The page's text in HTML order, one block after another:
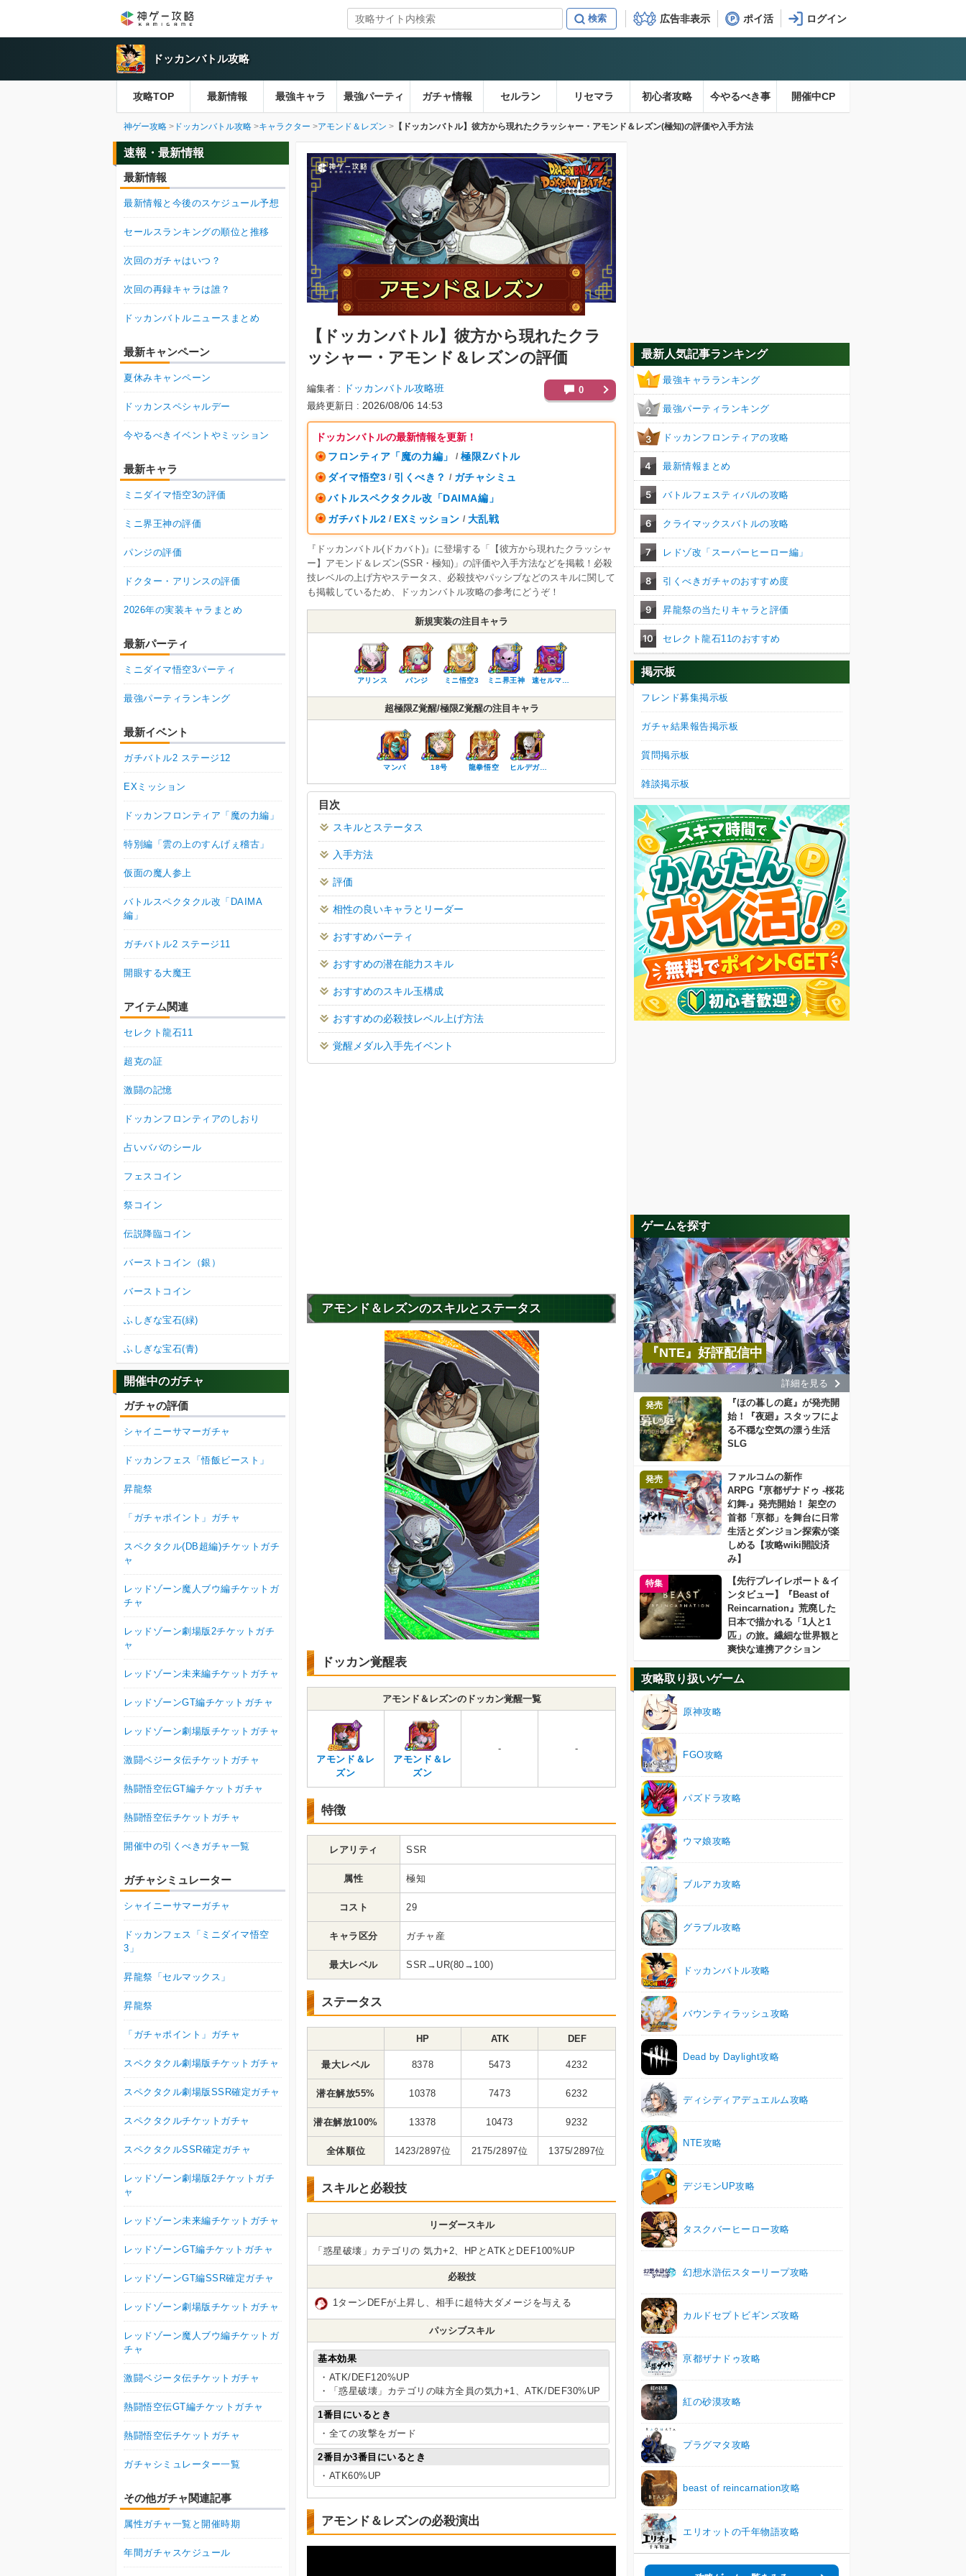
広告非表示 ポイ活
ドッカンバトル攻略
攻略TOP 最新情報 最強キャラ 最強パーティ ガチャ情報 セルラン リセマラ 初心者攻略 今やるべき事 開催中CP
神ゲー攻略 ドッカンバトル攻略 キャラクター アモンド＆レズン 【ドッカンバトル】彼方から現れたクラッシャー・アモンド＆レズン(極知)の評価や入手方法
【ドッカンバトル】 彼方から現れたクラ
ッシャー・アモンド＆レズンの評価
編集者 ドッカンバトル攻略班
最終更新日 2026/08/06 14:53
0
ドッカンバトルの最新情報を更新！
フロンティア「魔の力編」
/ 極限Zバトル
ダイマ悟空3 / 引くべき？ / ガチャシミュ
バトルスペクタクル改「DAIMA編」
ガチバトル2 / EXミッション / 大乱戦
『ドッカンバトル(ドカバト)』に登場する「【彼方から現れたクラッシャ
ー】アモンド＆レズン(SSR・極知)」の評価や入手方法などを掲載！必殺
技レベルの上げ方やステータス、必殺技やパッシブなどのスキルに関して
も掲載しているため、ドッカンバトル攻略の参考にどうぞ！
新規実装の注目キャラ
アリンス パンジ ミニ悟空3 ミニ界王神 速セルマ…
超極限Z覚醒/極限Z覚醒の注目キャラ
マンバ 18号 龍拳悟空 ヒルデガ…
目次
スキルとステータス
入手方法
評価
相性の良いキャラとリーダー
おすすめパーティ
おすすめの潜在能力スキル
おすすめのスキル玉構成
おすすめの必殺技レベル上げ方法
覚醒メダル入手先イベント
アモンド＆レズンのスキルとステータス
ドッカン覚醒表
アモンド＆レズンのドッカン覚醒一覧
アモンド＆レ
ズン
アモンド＆レ
ズン
- -
特徴
レアリティ SSR
属性 極知
コスト 29
キャラ区分 ガチャ産
最大レベル SSR→UR(80→100)
ステータス
HP ATK DEF
最大レベル 8378 5473 4232
潜在解放55% 10378 7473 6232
潜在解放100% 13378 10473 9232
全体順位 1423/2897位 2175/2897位 1375/2897位
スキルと必殺技
リーダースキル
「惑星破壊」カテゴリの 気力+2、HPとATKとDEF100%UP
必殺技
1ターンDEFが上昇し、相手に超特大ダメージを与える
パッシブスキル
基本効果
・ATK/DEF120%UP
・「惑星破壊」カテゴリの味方全員の気力+1、ATK/DEF30%UP
1番目にいるとき
・全ての攻撃をガード
2番目か3番目にいるとき
・ATK60%UP
アモンド＆レズンの必殺演出
最新人気記事ランキング
1 最強キャラランキング
2 最強パーティランキング
3 ドッカンフロンティアの攻略
4 最新情報まとめ
5 バトルフェスティバルの攻略
6 クライマックスバトルの攻略
7 レドゾ改「スーパーヒーロー編」
8 引くべきガチャのおすすめ度
9 昇龍祭の当たりキャラと評価
10 セレクト龍石11のおすすめ
掲示板
フレンド募集掲示板
ガチャ結果報告掲示板
質問掲示板
雑談掲示板
ゲームを探す
『NTE』好評配信中
詳細を見る
発売
『ほの暮しの庭』が発売開
始！『夜廻』スタッフによ
る不穏な空気の漂う生活
SLG
発売
ファルコムの新作
ARPG『亰都ザナドゥ -桜花
幻舞-』発売開始！ 架空の
首都「亰都」を舞台に日常
生活とダンジョン探索が楽
しめる【攻略wiki開設済
み】
特集
【先行プレイレポート＆イ
ンタビュー】『Beast of
Reincarnation』荒廃した
日本で描かれる「1人と1
匹」の旅。繊細な世界観と
爽快な連携アクション
攻略取り扱いゲーム
原神攻略
FGO攻略
パズドラ攻略
ウマ娘攻略
ブルアカ攻略
グラブル攻略
ドッカンバトル攻略
バウンティラッシュ攻略
Dead by Daylight攻略
ディシディアデュエルム攻略
NTE攻略
デジモンUP攻略
タスクバーヒーロー攻略
幻想水滸伝スターリープ攻略
カルドセプトビギンズ攻略
亰都ザナドゥ攻略
紅の砂漠攻略
プラグマタ攻略
beast of reincarnation攻略
エリオットの千年物語攻略
速報・最新情報
最新情報
最新情報と今後のスケジュール予想
セールスランキングの順位と推移
次回のガチャはいつ？
次回の再録キャラは誰？
ドッカンバトルニュースまとめ
最新キャンペーン
夏休みキャンペーン
ドッカンスペシャルデー
今やるべきイベントやミッション
最新キャラ
ミニダイマ悟空3の評価
ミニ界王神の評価
パンジの評価
ドクター・アリンスの評価
2026年の実装キャラまとめ
最新パーティ
ミニダイマ悟空3パーティ
最強パーティランキング
最新イベント
ガチバトル2 ステージ12
EXミッション
ドッカンフロンティア「魔の力編」
特別編「雲の上のすんげぇ稽古」
仮面の魔人参上
バトルスペクタクル改「DAIMA
編」
ガチバトル2 ステージ11
開眼する大魔王
アイテム関連
セレクト龍石11
超克の証
激闘の記憶
ドッカンフロンティアのしおり
占いババのシール
フェスコイン
祭コイン
伝説降臨コイン
バーストコイン（銀）
バーストコイン
ふしぎな宝石(緑)
ふしぎな宝石(青)
開催中のガチャ
ガチャの評価
シャイニーサマーガチャ
ドッカンフェス「悟飯ビースト」
昇龍祭
「ガチャポイント」ガチャ
スペクタクル(DB超編)チケットガチ
ャ
レッドゾーン魔人ブウ編チケットガ
チャ
レッドゾーン劇場版2チケットガチ
ャ
レッドゾーン未来編チケットガチャ
レッドゾーンGT編チケットガチャ
レッドゾーン劇場版チケットガチャ
激闘ベジータ伝チケットガチャ
熱闘悟空伝GT編チケットガチャ
熱闘悟空伝チケットガチャ
開催中の引くべきガチャ一覧
ガチャシミュレーター
シャイニーサマーガチャ
ドッカンフェス「ミニダイマ悟空
3」
昇龍祭「セルマックス」
昇龍祭
「ガチャポイント」ガチャ
スペクタクル劇場版チケットガチャ
スペクタクル劇場版SSR確定ガチャ
スペクタクルチケットガチャ
スペクタクルSSR確定ガチャ
レッドゾーン劇場版2チケットガチ
ャ
レッドゾーン未来編チケットガチャ
レッドゾーンGT編チケットガチャ
レッドゾーンGT編SSR確定ガチャ
レッドゾーン劇場版チケットガチャ
レッドゾーン魔人ブウ編チケットガ
チャ
激闘ベジータ伝チケットガチャ
熱闘悟空伝GT編チケットガチャ
熱闘悟空伝チケットガチャ
ガチャシミュレーター一覧
その他ガチャ関連記事
属性ガチャ一覧と開催時期
年間ガチャスケジュール